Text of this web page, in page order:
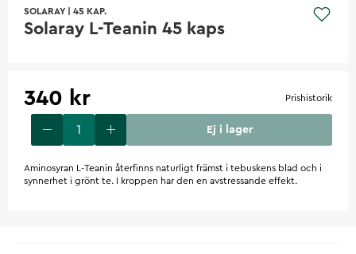
SOLARAY 45 KAP.
Solaray L-Teanin 45 kaps
340 kr Prishistorik
Ej i lager
Aminosyran L-Teanin återfinns naturligt främst i tebuskens blad och i
synnerhet i grönt te. I kroppen har den en avstressande effekt.